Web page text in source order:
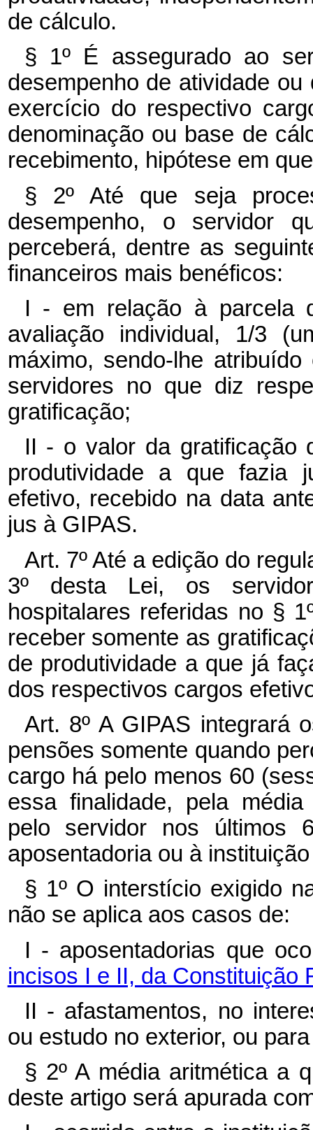
de cálculo.
§ 1º É assegurado ao
desempenho de atividade
exercício do respectivo
denominação ou base de
recebimento, hipótese em
§ 2º Até que seja
desempenho, o servidor
perceberá, dentre as
financeiros mais benéficos:
I - em relação à parcela
avaliação individual, 1/3
máximo, sendo-lhe
servidores no que diz
gratificação;
II - o valor da gratificação
produtividade a que fazia
efetivo, recebido na data
jus à GIPAS.
Art. 7º Até a edição do
3º desta Lei, os
hospitalares referidas no §
receber somente as
de produtividade a que já
dos respectivos cargos
Art. 8º A GIPAS integrará
pensões somente quando
cargo há pelo menos 60
essa finalidade, pela
pelo servidor nos últimos
aposentadoria ou à
§ 1º O interstício exigido
não se aplica aos casos de:
I - aposentadorias que
incisos I e II, da Constituição
II - afastamentos, no
ou estudo no exterior, ou
§ 2º A média aritmética a
deste artigo será apurada